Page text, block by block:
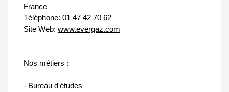
France
Téléphone: 01 47 42 70 62
Site Web: www.evergaz.com
Nos métiers :
- Bureau d'études